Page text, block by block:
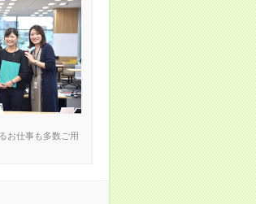
お仕事も多数ご用